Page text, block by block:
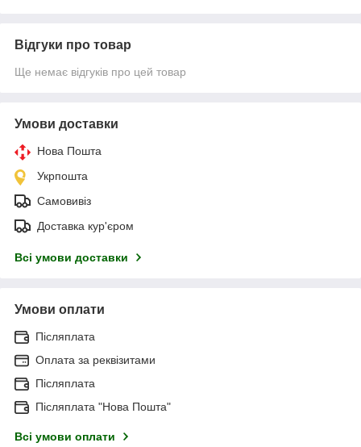
Відгуки про товар
Ще немає відгуків про цей товар
Умови доставки
Нова Пошта
Укрпошта
Самовивіз
Доставка кур'єром
Всі умови доставки
Умови оплати
Післяплата
Оплата за реквізитами
Післяплата
Післяплата "Нова Пошта"
Всі умови оплати